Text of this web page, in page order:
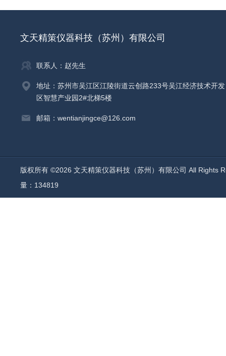
文天精策仪器科技（苏州）有限公司
联系人：赵先生
地址：苏州市吴江区江陵街道云创路233号吴江经济技术开发
区智慧产业园2#北梯5楼
邮箱：wentianjingce@126.com
版权所有 ©2026 文天精策仪器科技（苏州）有限公司 All
量：134819